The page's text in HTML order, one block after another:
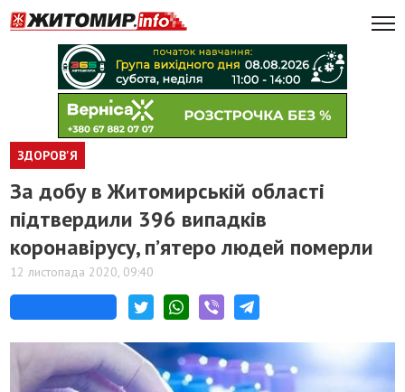
ЗДОРОВ'Я
За добу в Житомирській області
підтвердили 396 випадків
коронавірусу, п’ятеро людей померли
12 листопада 2020, 09:40